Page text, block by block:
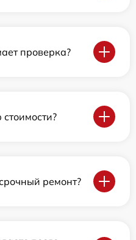
проверка?
ремонт?